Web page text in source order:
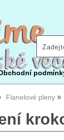
Flanelové pleny